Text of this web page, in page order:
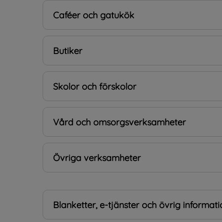
Caféer och gatukök
Butiker
Skolor och förskolor
Vård och omsorgsverksamheter
Övriga verksamheter
Blanketter, e-tjänster och övrig